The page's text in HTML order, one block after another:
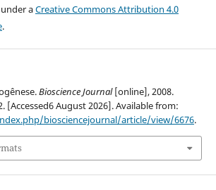
aCreative Commons Attribution 4.0
.
Bioscience Journal[online], 2008.
[Accessed6 August 2026]. Available from:
biosciencejournal/article/view/6676.